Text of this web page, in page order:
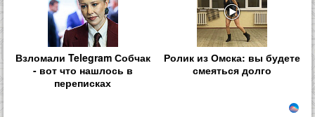
Взломали Telegram Собчак
- вот что нашлось в
переписках
Ролик из Омска: вы будете
смеяться долго